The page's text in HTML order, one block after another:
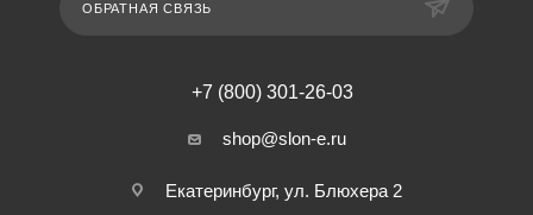
ОБРАТНАЯ СВЯЗЬ
+7 (800) 301-26-03
shop@slon-e.ru
Екатеринбург, ул. Блюхера 2